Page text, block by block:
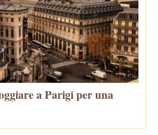
a Parigi per una